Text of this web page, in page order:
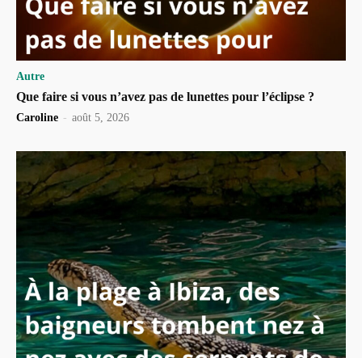
Autre
Que faire si vous n’avez pas de lunettes pour l’éclipse ?
Caroline - août 5, 2026